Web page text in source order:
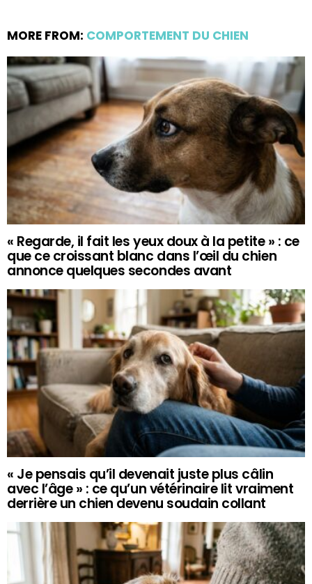
MORE FROM: COMPORTEMENT DU CHIEN
« Regarde, il fait les yeux doux à la petite » : ce
que ce croissant blanc dans l’œil du chien
annonce quelques secondes avant
« Je pensais qu’il devenait juste plus câlin
avec l’âge » : ce qu’un vétérinaire lit vraiment
derrière un chien devenu soudain collant